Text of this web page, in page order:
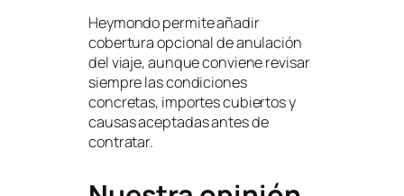
Heymondo permite añadir
cobertura opcional de anulación
del viaje, aunque conviene revisar
siempre las condiciones
concretas, importes cubiertos y
causas aceptadas antes de
contratar.